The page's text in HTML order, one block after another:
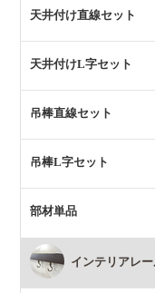
天井付け直線セット
天井付けL字セット
吊棒直線セット
吊棒L字セット
部材単品
インテリアレー